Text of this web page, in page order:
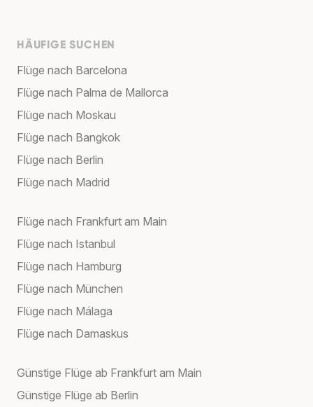
HÄUFIGE SUCHEN
Flüge nach Barcelona
Flüge nach Palma de Mallorca
Flüge nach Moskau
Flüge nach Bangkok
Flüge nach Berlin
Flüge nach Madrid
Flüge nach Frankfurt am Main
Flüge nach Istanbul
Flüge nach Hamburg
Flüge nach München
Flüge nach Málaga
Flüge nach Damaskus
Günstige Flüge ab Frankfurt am Main
Günstige Flüge ab Berlin